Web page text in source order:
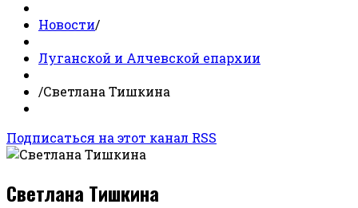
Новости/
Луганской и Алчевской епархии
/Светлана Тишкина
Подписаться на этот канал RSS
Светлана Тишкина